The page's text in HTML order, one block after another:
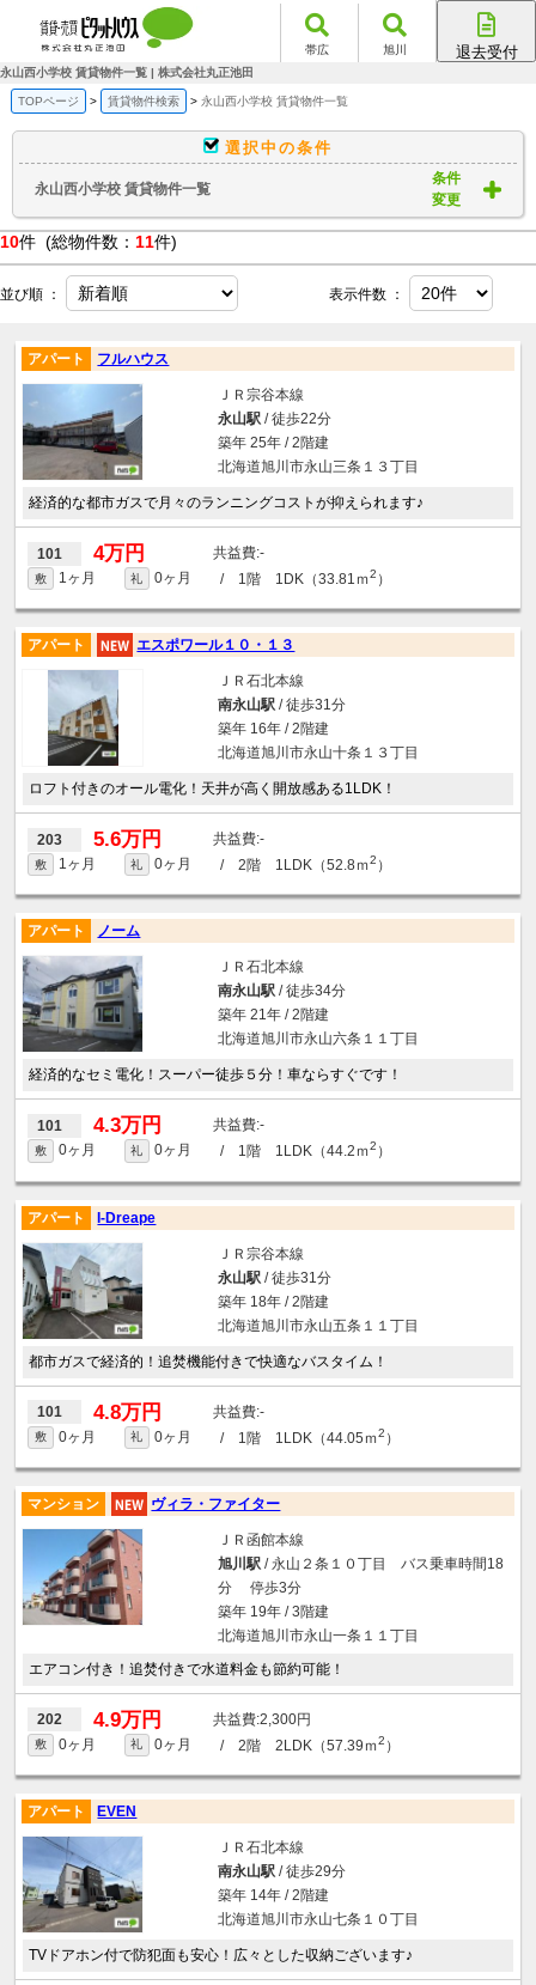
帯広 旭川 退去受付
永山西小学校 賃貸物件一覧 | 株式会社丸正池田
TOPページ 賃貸物件検索 永山西小学校 賃貸物件一覧
選択中の条件
永山西小学校 賃貸物件一覧
条件
変更
10件 (総物件数： 11件)
並び順 ： 表示件数 ：
アパート フルハウス
ＪＲ宗谷本線
永山駅/ 徒歩22分
築年 25年 / 2階建
北海道旭川市永山三条１３丁目
経済的な都市ガスで月々のランニングコストが抑えられます♪
101 4万円 -
敷 1ヶ月 礼 0ヶ月 / 1階 1DK（33.81ｍ2 ）
アパート エスポワール１０・１３
ＪＲ石北本線
南永山駅/ 徒歩31分
築年 16年 / 2階建
北海道旭川市永山十条１３丁目
ロフト付きのオール電化！天井が高く開放感ある1LDK！
203 5.6万円 -
敷 1ヶ月 礼 0ヶ月 / 2階 1LDK（52.8ｍ2 ）
アパート ノーム
ＪＲ石北本線
南永山駅/ 徒歩34分
築年 21年 / 2階建
北海道旭川市永山六条１１丁目
経済的なセミ電化！スーパー徒歩５分！車ならすぐです！
101 4.3万円 -
敷 0ヶ月 礼 0ヶ月 / 1階 1LDK（44.2ｍ2 ）
アパート I-Dreape
ＪＲ宗谷本線
永山駅/ 徒歩31分
築年 18年 / 2階建
北海道旭川市永山五条１１丁目
都市ガスで経済的！追焚機能付きで快適なバスタイム！
101 4.8万円 -
敷 0ヶ月 礼 0ヶ月 / 1階 1LDK（44.05ｍ2 ）
マンション ヴィラ・ファイター
ＪＲ函館本線
旭川駅/ 永山２条１０丁目 バス乗車時間18
分 停歩3分
築年 19年 / 3階建
北海道旭川市永山一条１１丁目
エアコン付き！追焚付きで水道料金も節約可能！
202 4.9万円 2,300円
敷 0ヶ月 礼 0ヶ月 / 2階 2LDK（57.39ｍ2 ）
アパート EVEN
ＪＲ石北本線
南永山駅/ 徒歩29分
築年 14年 / 2階建
北海道旭川市永山七条１０丁目
TVドアホン付で防犯面も安心！広々とした収納ございます♪